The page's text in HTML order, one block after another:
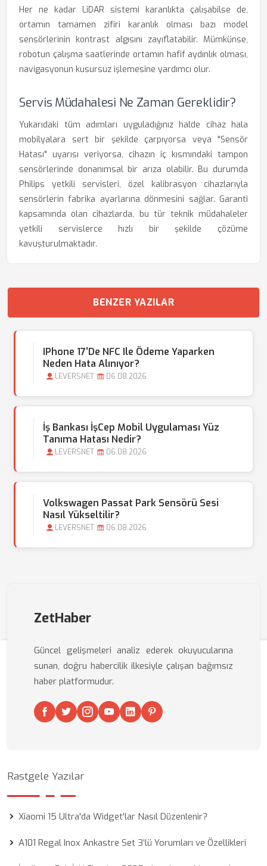
Her ne kadar LiDAR sistemi karanlıkta çalışabilse de,
ortamın tamamen zifiri karanlık olması bazı model
sensörlerinin kontrast algısını zayıflatabilir. Mümkünse,
robotun çalışma saatlerinde ortamın hafif aydınlık olması,
navigasyonun kusursuz işlemesine yardımcı olur.
Servis Müdahalesi Ne Zaman Gereklidir?
Yukarıdaki tüm adımları uyguladığınız halde cihaz hala
mobilyalara sert bir şekilde çarpıyorsa veya "Sensör
Hatası" uyarısı veriyorsa, cihazın iç kısmındaki tampon
sensörlerinde donanımsal bir arıza olabilir. Bu durumda
Philips yetkili servisleri, özel kalibrasyon cihazlarıyla
sensörlerin fabrika ayarlarına dönmesini sağlar. Garanti
kapsamında olan cihazlarda, bu tür teknik müdahaleler
yetkili servislerce hızlı bir şekilde çözüme
kavuşturulmaktadır.
BENZER YAZILAR
IPhone 17'de NFC Ile Ödeme Yaparken
Neden Hata Alınıyor?
LEVERSNET 06.08.2026
İş Bankası İşCep Mobil Uygulaması Yüz
Tanıma Hatası Nedir?
LEVERSNET 06.08.2026
Volkswagen Passat Park Sensörü Sesi
Nasıl Yükseltilir?
LEVERSNET 06.08.2026
ZetHaber
Güncel gelişmeleri analiz ederek okuyucularına
sunan, doğru habercilik ilkesiyle çalışan bağımsız
haber platformudur.
Rastgele Yazılar
Xiaomi 15 Ultra'da Widget'lar Nasıl Düzenlenir?
A101 Regal Inox Ankastre Set 3’lü Yorumları ve Özellikleri